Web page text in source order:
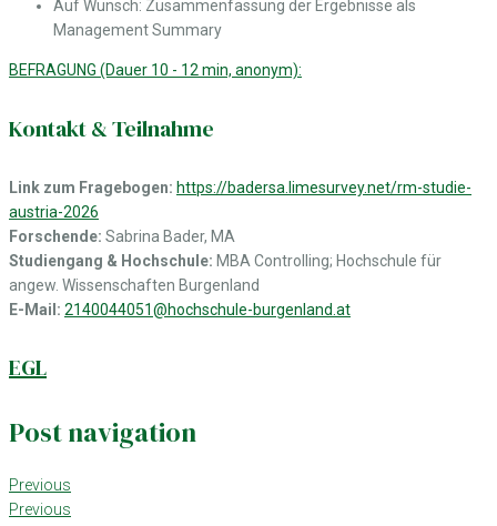
Auf Wunsch: Zusammenfassung der Ergebnisse als
Management Summary
BEFRAGUNG (Dauer 10 - 12 min, anonym):
Kontakt & Teilnahme
Link zum Fragebogen: https://badersa.limesurvey.net/rm-studie-
austria-2026
Forschende: Sabrina Bader, MA
Studiengang & Hochschule: MBA Controlling; Hochschule für
angew. Wissenschaften Burgenland
E-Mail: 2140044051@hochschule-burgenland.at
EGL
Post navigation
Previous
Previous